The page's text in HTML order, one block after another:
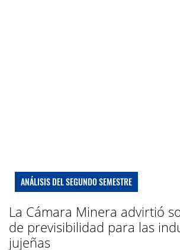
ANÁLISIS DEL SEGUNDO SEMESTRE
La Cámara Minera advirtió
de previsibilidad para las
jujeñas